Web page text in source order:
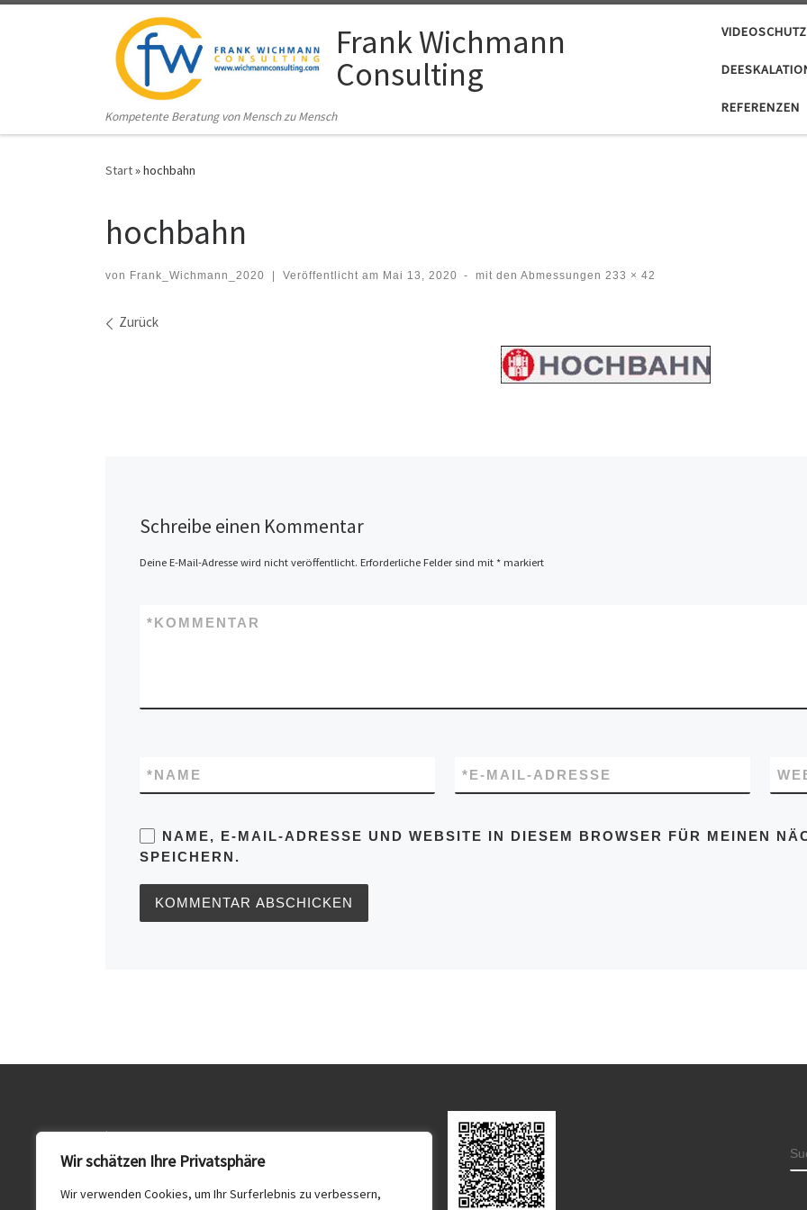
Wir schätzen Ihre Privatsphäre
Wir verwenden Cookies, um Ihr Surferlebnis zu verbessern,
Zum Inhalt springen
Frank Wichmann
Consulting
Kompetente Beratung von Mensch zu Mensch
VIDEOSCHUTZ
REFERENZEN
Start»hochbahn
hochbahn
von Frank_Wichmann_2020 Veröffentlicht am Mai 13, 2020 - mit den Abmessungen 233 × 42
Bilder Navigation
Zurück
Schreibe einen Kommentar
Deine E-Mail-Adresse wird nicht veröffentlicht. Erforderliche Felder sind mit *markiert
KOMMENTAR
*
NAME
* E-MAIL-ADRESSE
*
NAME, E-MAIL-ADRESSE UND WEBSITE IN DIESEM BROWSER FÜR MEINEN
SPEICHERN.
Impressum
Datenschutz